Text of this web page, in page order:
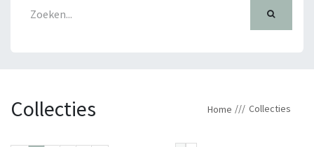
Collecties Home Collecties